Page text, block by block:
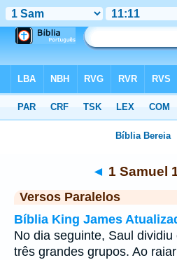
◄ 1 Samuel
Versos Paralelos
Bíblia King James
No dia seguinte, Saul
três grandes grupos. Ao